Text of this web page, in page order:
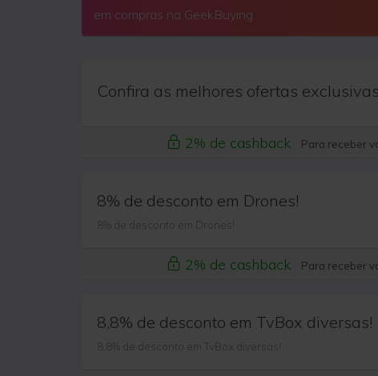
em compras na GeekBuying
Confira as melhores ofertas
2% de cashback Para receber
8% de desconto em Drones!
8% de desconto em Drones!
2% de cashback Para receber
8,8% de desconto em TvBox diversas!
8,8% de desconto em TvBox diversas!